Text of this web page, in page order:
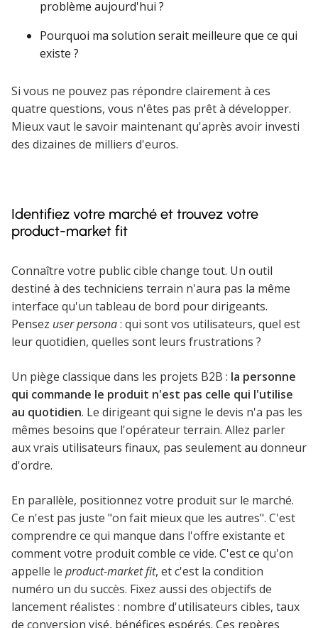
problème aujourd'hui ?
Pourquoi ma solution serait meilleure que ce qui
existe ?
Si vous ne pouvez pas répondre clairement à ces
quatre questions, vous n'êtes pas prêt à développer.
Mieux vaut le savoir maintenant qu'après avoir investi
des dizaines de milliers d'euros.
Identifiez votre marché et trouvez votre
product-market fit
Connaître votre public cible change tout. Un outil
destiné à des techniciens terrain n'aura pas la même
interface qu'un tableau de bord pour dirigeants.
Pensez user persona: qui sont vos utilisateurs, quel est
leur quotidien, quelles sont leurs frustrations ?
Un piège classique dans les projets B2B : la personne
qui commande le produit n'est pas celle qui l'utilise
au quotidien. Le dirigeant qui signe le devis n'a pas les
mêmes besoins que l'opérateur terrain. Allez parler
aux vrais utilisateurs finaux, pas seulement au donneur
d'ordre.
En parallèle, positionnez votre produit sur le marché.
Ce n'est pas juste "on fait mieux que les autres". C'est
comprendre ce qui manque dans l'offre existante et
comment votre produit comble ce vide. C'est ce qu'on
appelle le product-market fit, et c'est la condition
numéro un du succès. Fixez aussi des objectifs de
lancement réalistes : nombre d'utilisateurs cibles, taux
de conversion visé, bénéfices espérés. Ces repères